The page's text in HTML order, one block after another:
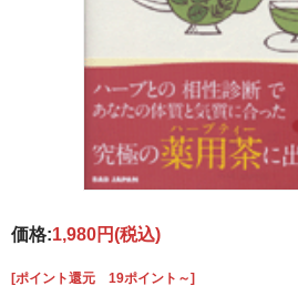
価格:1,980円(税込)
[ポイント還元 19ポイント～]